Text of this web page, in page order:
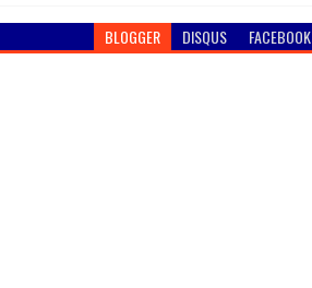
BLOGGER DISQUS FACEBOOK